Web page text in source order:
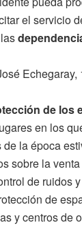
el servicio
Echegaray,
de los
en los
la época
sobre la
de ruidos
de
y centros de